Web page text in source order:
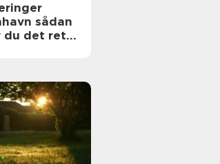
sådan
du det rette